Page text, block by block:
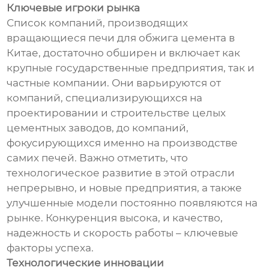
Ключевые игроки рынка
Список компаний, производящих
вращающиеся печи для обжига цемента в
Китае, достаточно обширен и включает как
крупные государственные предприятия, так и
частные компании. Они варьируются от
компаний, специализирующихся на
проектировании и строительстве целых
цементных заводов, до компаний,
фокусирующихся именно на производстве
самих печей. Важно отметить, что
технологическое развитие в этой отрасли
непрерывно, и новые предприятия, а также
улучшенные модели постоянно появляются на
рынке. Конкуренция высока, и качество,
надежность и скорость работы – ключевые
факторы успеха.
Технологические инновации